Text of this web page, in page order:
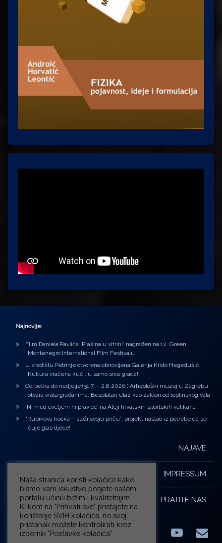
Najnovije:
Film Daniela Pavlića ‘Prašina u vitrini’ nagrađen na 12. Green
Montenegro International Film Festivalu
U središtu Petrinje otvorena obnovljena Galerija Krsto Hegedušić:
Kultura vraćena kući, u samo srce grada!
Od petka do nedjelje (31.7. – 2.8.2026.) Arheološki muzej u Zagrebu
otvara vrata građanima: Besplatan ulaz kao zaklon od toplinskog vala
‘Ni med cvetjem ni pravice’ na Aleji hrvatskih sportskih velikana
“Rubikova kocka – složi svoju priču”, projekt nastao iz potrebe da se
čuje glas djece!
NAJAVE
IMPRESSUM
PRATITE NAS
FacebookLinkedIn E-
Naša stranica koristi kolačiće kako
bismo vam iskustvo posjete našem
portalu učinili bržim i kvalitetnijim.
Klikom na "Prihvati sve" pristajete na
korištenje SVIH kolačića, no svoj
pristanak možete kontrolirati kroz
izbornik "Postavke kolačića".